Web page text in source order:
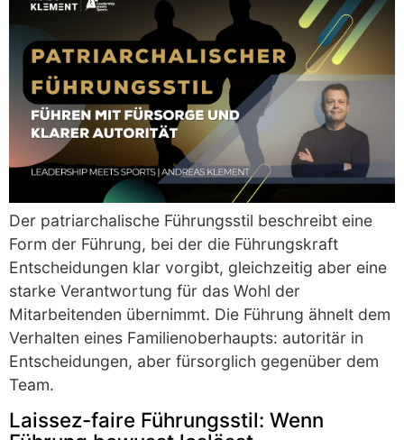
Der patriarchalische Führungsstil beschreibt eine
Form der Führung, bei der die Führungskraft
Entscheidungen klar vorgibt, gleichzeitig aber eine
starke Verantwortung für das Wohl der
Mitarbeitenden übernimmt. Die Führung ähnelt dem
Verhalten eines Familienoberhaupts: autoritär in
Entscheidungen, aber fürsorglich gegenüber dem
Team.
Laissez-faire Führungsstil: Wenn